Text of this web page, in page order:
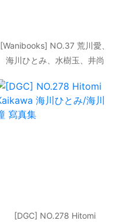
[Wanibooks] NO.37 荒川愛、
海川ひとみ、水樹玉、井尚
[DGC] NO.278 Hitomi